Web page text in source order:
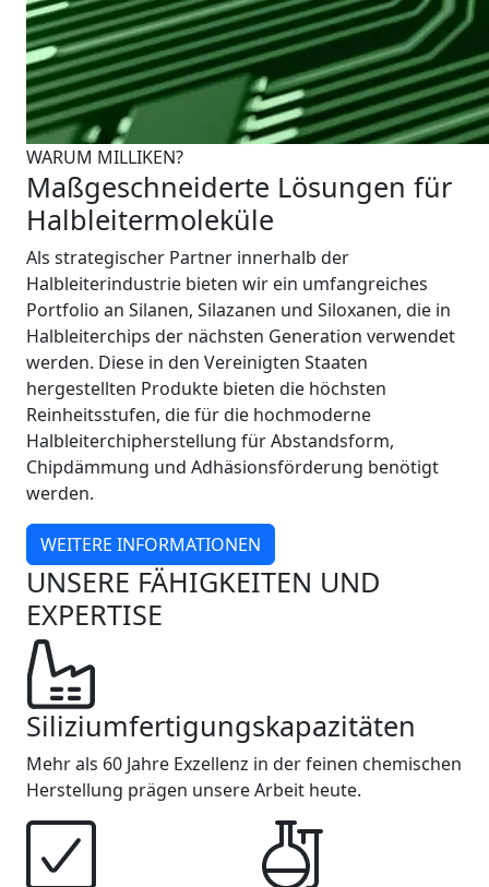
WARUM MILLIKEN?
Maßgeschneiderte Lösungen für
Halbleitermoleküle
Als strategischer Partner innerhalb der
Halbleiterindustrie bieten wir ein umfangreiches
Portfolio an Silanen, Silazanen und Siloxanen, die in
Halbleiterchips der nächsten Generation verwendet
werden. Diese in den Vereinigten Staaten
hergestellten Produkte bieten die höchsten
Reinheitsstufen, die für die hochmoderne
Halbleiterchipherstellung für Abstandsform,
Chipdämmung und Adhäsionsförderung benötigt
werden.
WEITERE INFORMATIONEN
UNSERE FÄHIGKEITEN UND
EXPERTISE
Siliziumfertigungskapazitäten
Mehr als 60 Jahre Exzellenz in der feinen chemischen
Herstellung prägen unsere Arbeit heute.